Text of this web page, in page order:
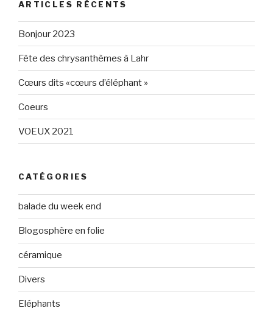
Gris-
160596147294205
sur
Facebook
sur
Twitter
ARTICLES RÉCENTS
Bonjour 2023
Fête des chrysanthèmes à Lahr
Cœurs dits «cœurs d’éléphant »
Coeurs
VOEUX 2021
CATÉGORIES
balade du week end
Blogosphère en folie
céramique
Divers
Eléphants